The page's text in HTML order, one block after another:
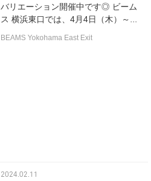
バリエーション開催中です◎ ビーム
ス 横浜東口では、4月4日（木）～...
BEAMS Yokohama East Exit
2024.02.11